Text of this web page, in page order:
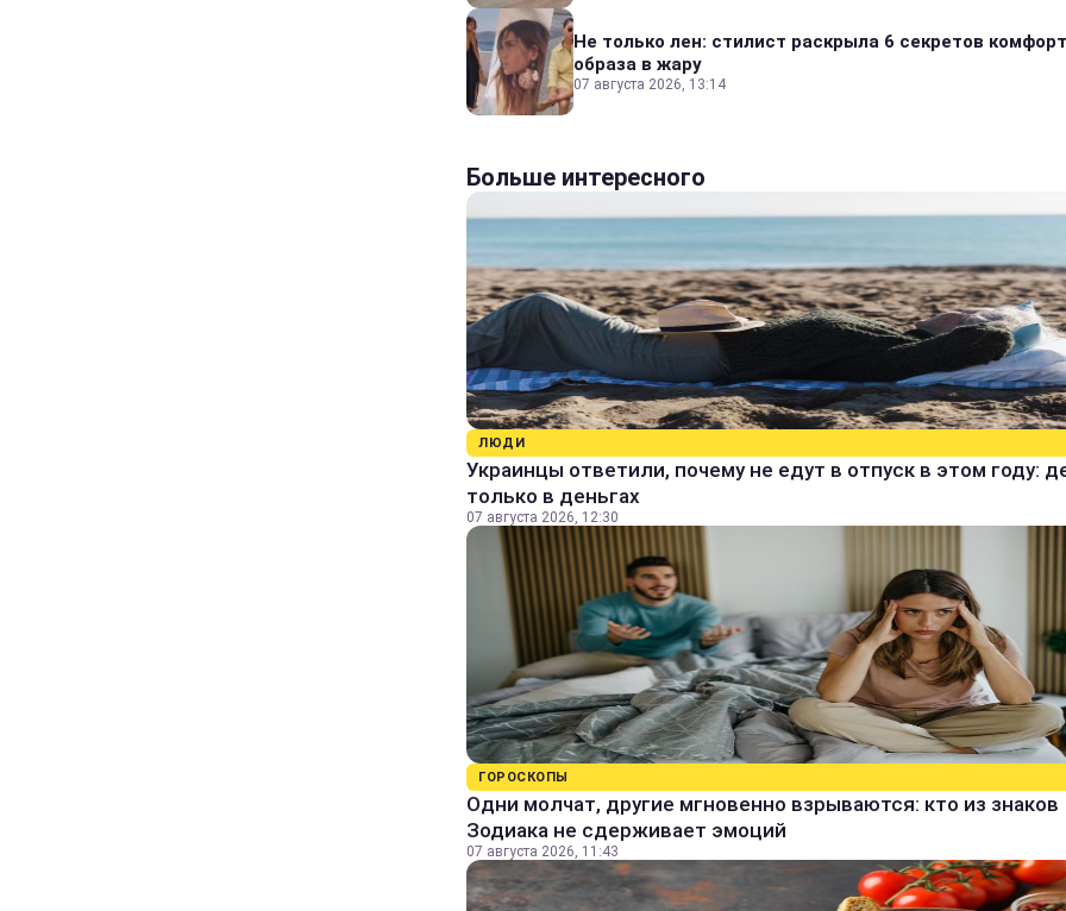
Не только лен: стилист раскрыла 6 секретов
образа в жару
07 августа 2026, 13:14
Больше интересного
ЛЮДИ
Украинцы ответили, почему не едут в отпуск в этом году:
только в деньгах
07 августа 2026, 12:30
ГОРОСКОПЫ
Одни молчат, другие мгновенно взрываются: кто из знаков
Зодиака не сдерживает эмоций
07 августа 2026, 11:43